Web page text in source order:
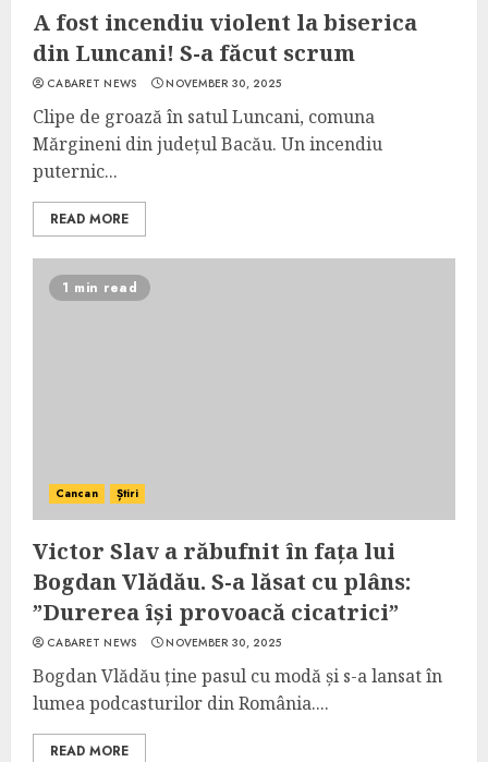
A fost incendiu violent la biserica
din Luncani! S-a făcut scrum
CABARET NEWS NOVEMBER 30, 2025
Clipe de groază în satul Luncani, comuna
Mărgineni din județul Bacău. Un incendiu
puternic...
READ MORE
1 min read
Cancan Știri
Victor Slav a răbufnit în fața lui
Bogdan Vlădău. S-a lăsat cu plâns:
”Durerea își provoacă cicatrici”
CABARET NEWS NOVEMBER 30, 2025
Bogdan Vlădău ține pasul cu modă și s-a lansat în
lumea podcasturilor din România....
READ MORE